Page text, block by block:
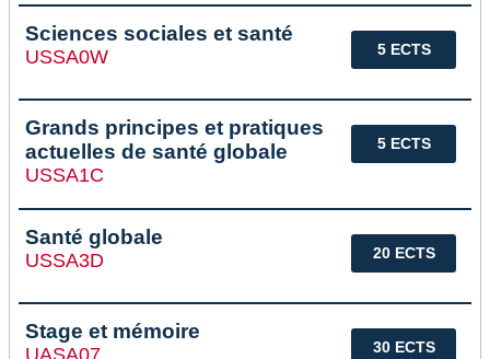
5 ECTS
Sciences sociales et santé
USSA0W
5 ECTS
Grands principes et pratiques
actuelles de santé globale
USSA1C
20 ECTS
Santé globale
USSA3D
30 ECTS
Stage et mémoire